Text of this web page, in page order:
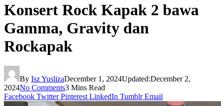
Konsert Rock Kapak 2 bawa
Gamma, Gravity dan
Rockapak
By Isz YuslizaDecember 1, 2024Updated:December 2,
2024No Comments3 Mins Read
Facebook Twitter Pinterest LinkedIn Tumblr Email